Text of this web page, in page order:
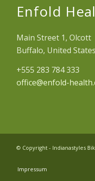
Enfold
Main Street 1, Olcott
Buffalo, United States
+555 283 784 333
office@enfold-
© Copyright - Indianastyles
Impressum